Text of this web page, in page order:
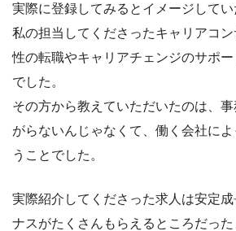
実際に登録してみるとイメージしてい
私の担当してくださったキャリアコ
性の転職やキャリアチェンジのサポ
でした。
その方から教えていただいたのは、
がらないんじゃなくて、働く会社に
うことでした。
実際紹介してくださった求人は安定
ナスがたくさんもらえるところだった